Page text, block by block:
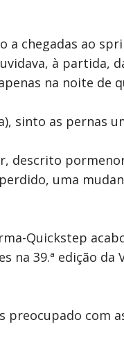
chegadas ao
à partida,
na noite de
sinto as pernas
descrito
uma
Quickstep
na 39.ª edição
com